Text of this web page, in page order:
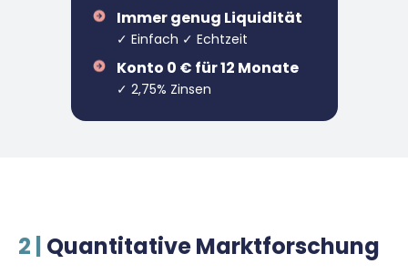
Immer genug Liquidität
✓ Einfach ✓ Echtzeit
Konto 0 € für 12 Monate
✓ 2,75% Zinsen
2 | Quantitative Marktforschung